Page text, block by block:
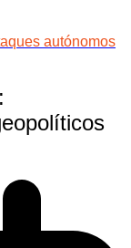
autónomos